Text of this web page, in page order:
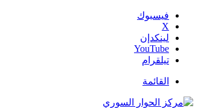
فيسبوك
‫X
لينكدإن
‫YouTube
تيلقرام
القائمة